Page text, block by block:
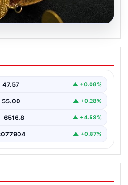
Son Durum: 13 Nisan
ve Analizler
gündeminde önemli yer
47.57 ▲ +0.08%
55.00 ▲ +0.28%
6516.8 ▲ +4.58%
▲ +0.87%